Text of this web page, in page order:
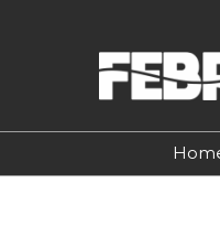
o
conteúdo